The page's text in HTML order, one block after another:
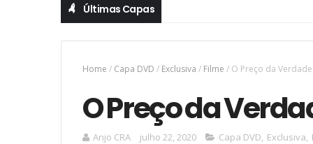
Últimas Capas
Home / Capa DVD / Exclusiva / Filme / O Preço da Verdade
O Preço da
Anjo CRA julho 22, 2020 Capa DVD, Exclusiva,